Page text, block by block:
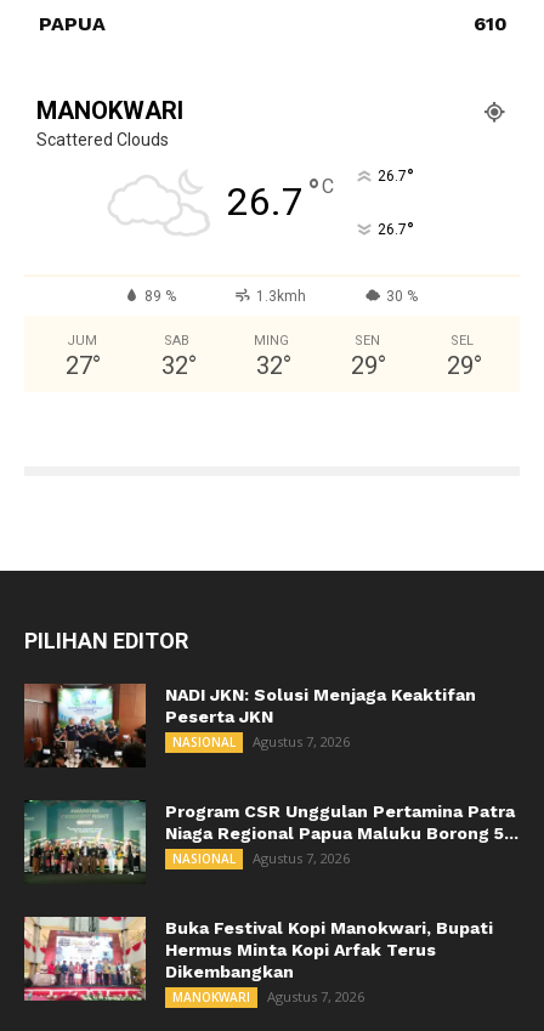
PAPUA
610
MANOKWARI
Scattered Clouds
26.7 °C 26.7°
26.7°
89 % 1.3kmh 30 %
JUM
27°
SAB
32°
MING
32°
SEN
29°
SEL
29°
PILIHAN EDITOR
NADI JKN: Solusi Menjaga Keaktifan
Peserta JKN
NASIONAL Agustus 7, 2026
Program CSR Unggulan Pertamina Patra
Niaga Regional Papua Maluku Borong 5...
NASIONAL Agustus 7, 2026
Buka Festival Kopi Manokwari, Bupati
Hermus Minta Kopi Arfak Terus
Dikembangkan
MANOKWARI Agustus 7, 2026